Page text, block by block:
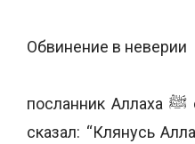
Обвинение в неверии
посланник Аллаха ﷺ сказал: « Один человек
сказал: “Клянусь